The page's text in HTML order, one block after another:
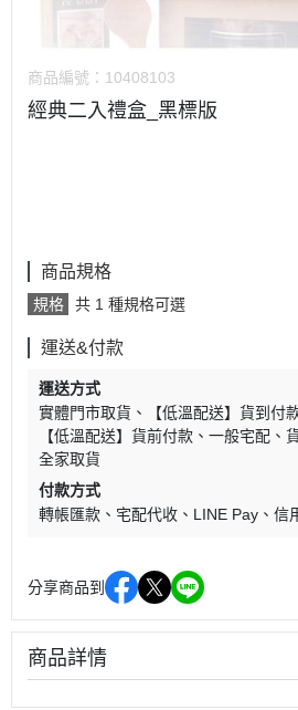
商品編號： 10408103
經典二入禮盒_黑標版
商品規格
規格 共 1 種規格可選
運送&付款
運送方式
實體門市取貨
【低溫配送】貨到付
【低溫配送】貨前付款
一般宅配
全家取貨
付款方式
轉帳匯款
宅配代收 LINE Pay 信
分享商品到
商品詳情